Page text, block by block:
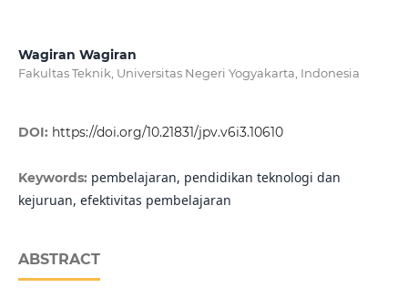
Wagiran Wagiran
Fakultas Teknik, Universitas Negeri Yogyakarta, Indonesia
DOI: https://doi.org/10.21831/jpv.v6i3.10610
Keywords: pembelajaran, pendidikan teknologi dan
kejuruan, efektivitas pembelajaran
ABSTRACT